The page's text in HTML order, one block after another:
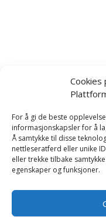
Cookies
For å gi de beste
informasjonskapsler for å
Å samtykke til disse
nettleseratferd eller unike
eller trekke tilbake
egenskaper og funksjoner.
Tilbakemeldinger|
Vi er opptatt av å
vår